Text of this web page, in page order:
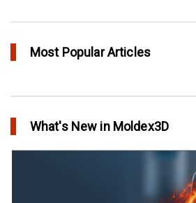
Most Popular Articles
欧州最大手の自動車部品パーツメーカー
適化プロジェクト－Moldex3Dにより実現
What's New in Moldex3D